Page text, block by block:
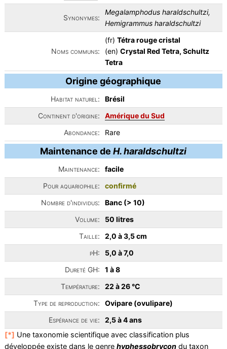
Synonymes:
Megalamphodus haraldschultzi,
Hemigrammus haraldschultzi
Noms communs:
(fr) Tétra rouge cristal
(en) Crystal Red Tetra, Schultz
Tetra
Origine géographique
Habitat naturel:
Brésil
Continent d'origine:
Amérique du Sud
Abondance:
Rare
Maintenance deH. haraldschultzi
Maintenance:
facile
Pour aquariophile:
confirmé
Nombre d'individus:
Banc (> 10)
Volume:
50 litres
Taille:
2,0 à 3,5 cm
pH:
5,0 à 7,0
Dureté GH:
1 à 8
Température:
22 à 26 °C
Type de reproduction:
Ovipare (ovulipare)
Espérance de vie:
2,5 à 4 ans
[*] Une taxonomie scientifique avec classification plus
développée existe dans le genre hyphessobrycondu taxon